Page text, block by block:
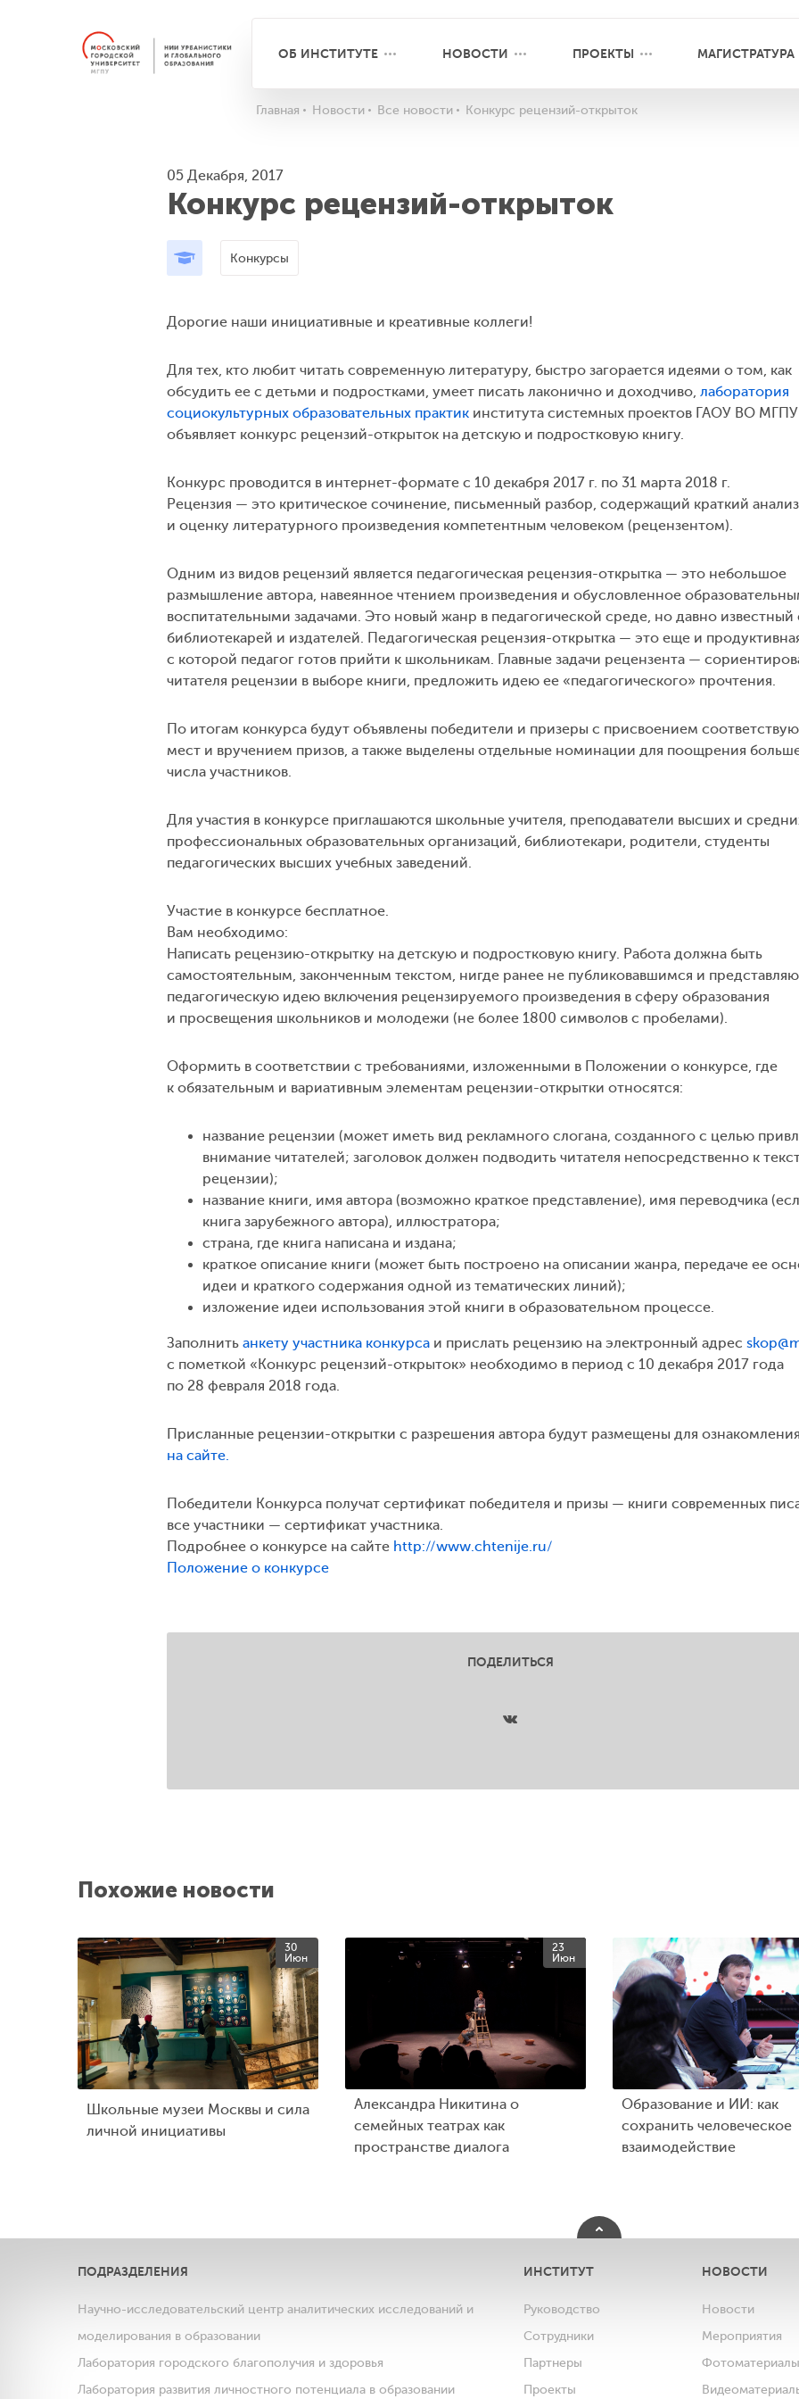
ОБ ИНСТИТУТЕ НОВОСТИ ПРОЕКТЫ МАГИСТРАТУРА
Главная Новости Все новости Конкурс рецензий-открыток
05 Декабря, 2017
Конкурс рецензий-открыток
Конкурсы
Дорогие наши инициативные и креативные коллеги!
Для тех, кто любит читать современную литературу, быстро загорается идеями о том, как
обсудить ее с детьми и подростками, умеет писать лаконично и доходчиво, лаборатория
социокультурных образовательных практик института системных проектов ГАОУ ВО МГПУ
объявляет конкурс рецензий-открыток на детскую и подростковую книгу.
Конкурс проводится в интернет-формате с 10 декабря 2017 г. по 31 марта 2018 г.
Рецензия — это критическое сочинение, письменный разбор, содержащий краткий анализ
и оценку литературного произведения компетентным человеком (рецензентом).
Одним из видов рецензий является педагогическая рецензия-открытка — это небольшое
размышление автора, навеянное чтением произведения и обусловленное
воспитательными задачами. Это новый жанр в педагогической среде, но давно известный
библиотекарей и издателей. Педагогическая рецензия-открытка — это еще и
с которой педагог готов прийти к школьникам. Главные задачи рецензента —
читателя рецензии в выборе книги, предложить идею ее «педагогического» прочтения.
По итогам конкурса будут объявлены победители и призеры с присвоением
мест и вручением призов, а также выделены отдельные номинации для поощрения
числа участников.
Для участия в конкурсе приглашаются школьные учителя, преподаватели высших и
профессиональных образовательных организаций, библиотекари, родители, студенты
педагогических высших учебных заведений.
Участие в конкурсе бесплатное.
Вам необходимо:
Написать рецензию-открытку на детскую и подростковую книгу. Работа должна быть
самостоятельным, законченным текстом, нигде ранее не публиковавшимся и
педагогическую идею включения рецензируемого произведения в сферу образования
и просвещения школьников и молодежи (не более 1800 символов с пробелами).
Оформить в соответствии с требованиями, изложенными в Положении о конкурсе, где
к обязательным и вариативным элементам рецензии-открытки относятся:
название рецензии (может иметь вид рекламного слогана, созданного с целью
внимание читателей; заголовок должен подводить читателя непосредственно к
рецензии);
название книги, имя автора (возможно краткое представление), имя переводчика
книга зарубежного автора), иллюстратора;
страна, где книга написана и издана;
краткое описание книги (может быть построено на описании жанра, передаче ее
идеи и краткого содержания одной из тематических линий);
изложение идеи использования этой книги в образовательном процессе.
Заполнить анкету участника конкурса и прислать рецензию на электронный адрес
с пометкой «Конкурс рецензий-открыток» необходимо в период с 10 декабря 2017 года
по 28 февраля 2018 года.
Присланные рецензии-открытки с разрешения автора будут размещены для ознакомления
на сайте.
Победители Конкурса получат сертификат победителя и призы — книги современных
все участники — сертификат участника.
Подробнее о конкурсе на сайте http://www.chtenije.ru/
Положение о конкурсе
ПОДЕЛИТЬСЯ
Похожие новости
30
Июн
Школьные музеи Москвы и сила
личной инициативы
23
Июн
Александра Никитина о
семейных театрах как
пространстве диалога
Образование и ИИ: как
сохранить человеческое
взаимодействие
ПОДРАЗДЕЛЕНИЯ
Научно-исследовательский центр аналитических исследований и
моделирования в образовании
Лаборатория городского благополучия и здоровья
Лаборатория развития личностного потенциала в образовании
ИНСТИТУТ
Руководство
Сотрудники
Партнеры
Проекты
НОВОСТИ
Новости
Мероприятия
Фотоматериалы